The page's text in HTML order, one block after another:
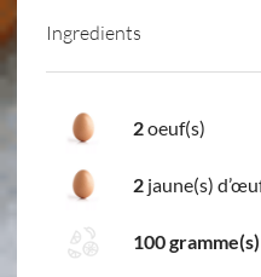
Ingredients
2oeuf(s)
2 jaune(s)
100 gramme(s)